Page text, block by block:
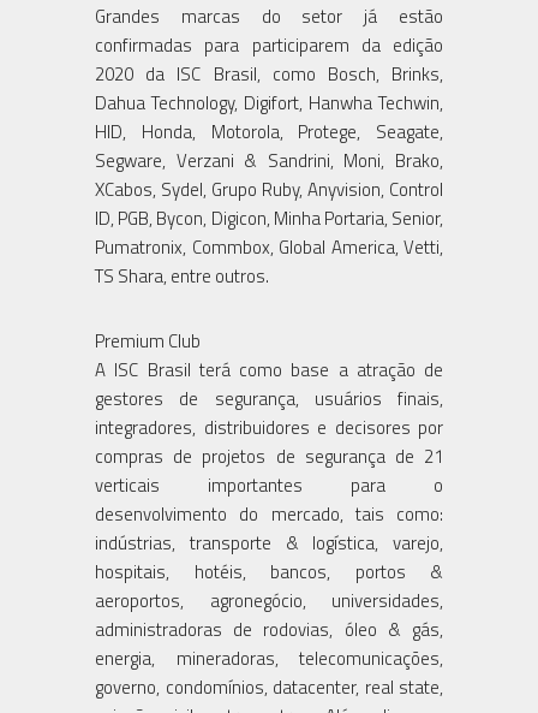
Grandes marcas do setor já estão
confirmadas para participarem da edição
2020 da ISC Brasil, como Bosch, Brinks,
Dahua Technology, Digifort, Hanwha Techwin,
HID, Honda, Motorola, Protege, Seagate,
Segware, Verzani & Sandrini, Moni, Brako,
XCabos, Sydel, Grupo Ruby, Anyvision, Control
ID, PGB, Bycon, Digicon, Minha Portaria, Senior,
Pumatronix, Commbox, Global America, Vetti,
TS Shara, entre outros.
Premium Club
A ISC Brasil terá como base a atração de
gestores de segurança, usuários finais,
integradores, distribuidores e decisores por
compras de projetos de segurança de 21
verticais importantes para o
desenvolvimento do mercado, tais como:
indústrias, transporte & logística, varejo,
hospitais, hotéis, bancos, portos &
aeroportos, agronegócio, universidades,
administradoras de rodovias, óleo & gás,
energia, mineradoras, telecomunicações,
governo, condomínios, datacenter, real state,